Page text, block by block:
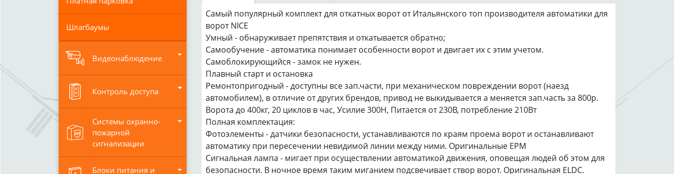
Шлагбаумы
Видеонаблюдение
Контроль доступа
Системы охранно-
пожарной
сигнализации
Блоки питания и
Самый популярный комплект для откатных ворот от Итальянского топ производителя автоматики для
ворот NICE
Умный - обнаруживает препятствия и откатывается обратно;
Самообучение - автоматика понимает особенности ворот и двигает их с этим учетом.
Самоблокирующийся - замок не нужен.
Плавный старт и остановка
Ремонтопригодный - доступны все зап.части, при механическом повреждении ворот (наезд
автомобилем), в отличие от других брендов, привод не выкидывается а меняется зап.часть за 800р.
Ворота до 400кг, 20 циклов в час, Усилие 300Н, Питается от 230В, потребление 210Вт
Полная комплектация:
Фотоэлементы - датчики безопасности, устанавливаются по краям проема ворот и останавливают
автоматику при пересечении невидимой линии между ними. Оригинальные EPM
Сигнальная лампа - мигает при осуществлении автоматикой движения, оповещая людей об этом для
безопасности. В ночное время таким миганием подсвечивает створ ворот. Оригинальная ELDC.